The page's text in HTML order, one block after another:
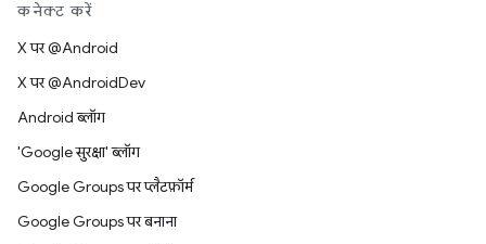
कनेक्ट करें
X पर @Android
X पर @AndroidDev
Android ब्लॉग
'Google सुरक्षा' ब्लॉग
Google Groups पर प्लैटफ़ॉर्म
Google Groups पर बनाना